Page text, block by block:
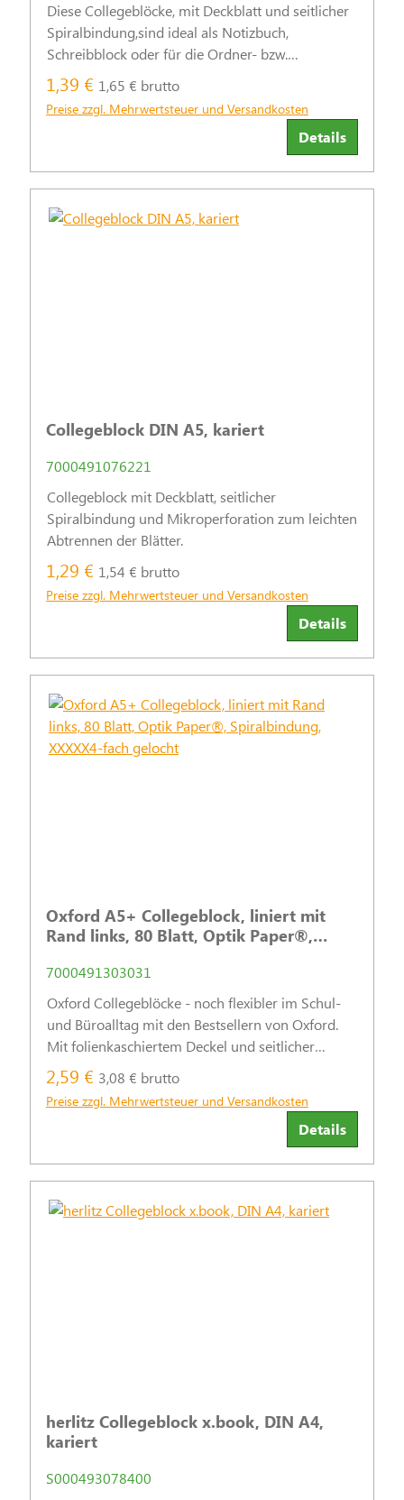
Diese Collegeblöcke, mit Deckblatt und seitlicher
Spiralbindung,sind ideal als Notizbuch,
Schreibblock oder für die Ordner- bzw.
Ringbuchablage geeignet.
1,39 € 1,65 € brutto
Preise zzgl. Mehrwertsteuer und Versandkosten
Details
Collegeblock DIN A5, kariert
7000491076221
Collegeblock mit Deckblatt, seitlicher
Spiralbindung und Mikroperforation zum leichten
Abtrennen der Blätter.
1,29 € 1,54 € brutto
Preise zzgl. Mehrwertsteuer und Versandkosten
Details
Oxford A5+ Collegeblock, liniert mit
Rand links, 80 Blatt, Optik Paper®,
7000491303031
Oxford Collegeblöcke - noch flexibler im Schul-
und Büroalltag mit den Bestsellern von Oxford.
Mit folienkaschiertem Deckel und seitlicher
Doppelspirale.
2,59 € 3,08 € brutto
Preise zzgl. Mehrwertsteuer und Versandkosten
Details
herlitz Collegeblock x.book, DIN A4,
kariert
S000493078400